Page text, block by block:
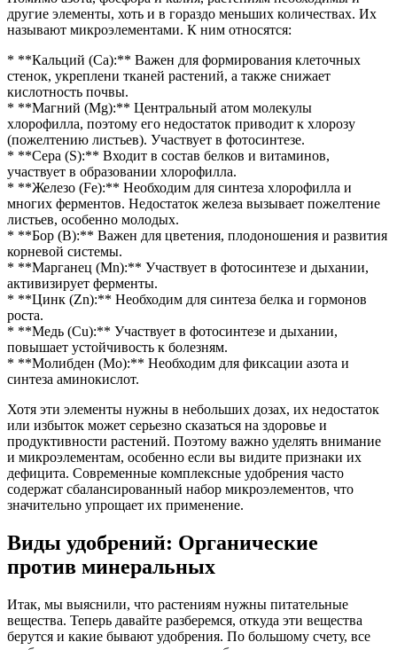
другие элементы, хоть и в гораздо меньших количествах. Их
называют микроэлементами. К ним относятся:
* **Кальций (Ca):** Важен для формирования клеточных
стенок, укреплени тканей растений, а также снижает
кислотность почвы.
* **Магний (Mg):** Центральный атом молекулы
хлорофилла, поэтому его недостаток приводит к хлорозу
(пожелтению листьев). Участвует в фотосинтезе.
* **Сера (S):** Входит в состав белков и витаминов,
участвует в образовании хлорофилла.
* **Железо (Fe):** Необходим для синтеза хлорофилла и
многих ферментов. Недостаток железа вызывает пожелтение
листьев, особенно молодых.
* **Бор (B):** Важен для цветения, плодоношения и развития
корневой системы.
* **Марганец (Mn):** Участвует в фотосинтезе и дыхании,
активизирует ферменты.
* **Цинк (Zn):** Необходим для синтеза белка и гормонов
роста.
* **Медь (Cu):** Участвует в фотосинтезе и дыхании,
повышает устойчивость к болезням.
* **Молибден (Mo):** Необходим для фиксации азота и
синтеза аминокислот.
Хотя эти элементы нужны в небольших дозах, их недостаток
или избыток может серьезно сказаться на здоровье и
продуктивности растений. Поэтому важно уделять внимание
и микроэлементам, особенно если вы видите признаки их
дефицита. Современные комплексные удобрения часто
содержат сбалансированный набор микроэлементов, что
значительно упрощает их применение.
Виды удобрений: Органические
против минеральных
Итак, мы выяснили, что растениям нужны питательные
вещества. Теперь давайте разберемся, откуда эти вещества
берутся и какие бывают удобрения. По большому счету, все